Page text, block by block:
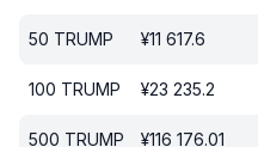
50 TRUMP ¥11 617.6
100 TRUMP ¥23 235.2
500 TRUMP ¥116 176.01